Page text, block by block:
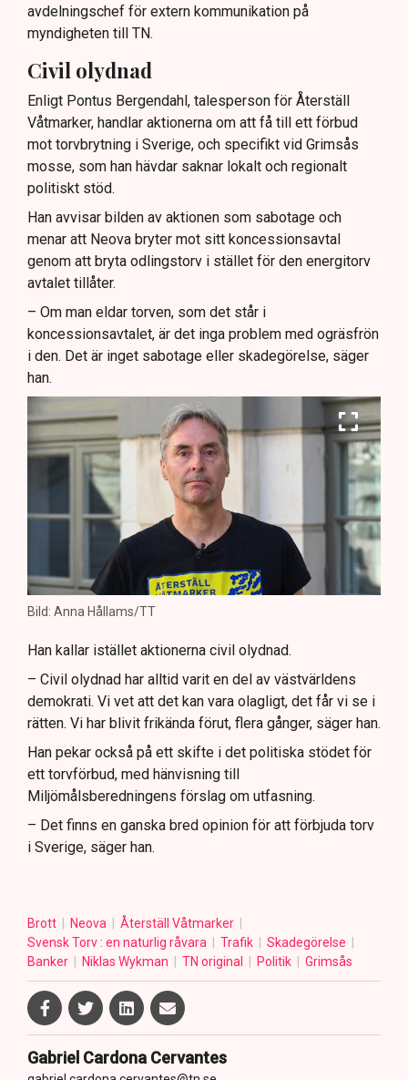
avdelningschef för extern kommunikation på
myndigheten till TN.
Civil olydnad
Enligt Pontus Bergendahl, talesperson för Återställ
Våtmarker, handlar aktionerna om att få till ett förbud
mot torvbrytning i Sverige, och specifikt vid Grimsås
mosse, som han hävdar saknar lokalt och regionalt
politiskt stöd.
Han avvisar bilden av aktionen som sabotage och
menar att Neova bryter mot sitt koncessionsavtal
genom att bryta odlingstorv i stället för den energitorv
avtalet tillåter.
– Om man eldar torven, som det står i
koncessionsavtalet, är det inga problem med ogräsfrön
i den. Det är inget sabotage eller skadegörelse, säger
han.
Bild: Anna Hållams/TT
Han kallar istället aktionerna civil olydnad.
– Civil olydnad har alltid varit en del av västvärldens
demokrati. Vi vet att det kan vara olagligt, det får vi se i
rätten. Vi har blivit frikända förut, flera gånger, säger han.
Han pekar också på ett skifte i det politiska stödet för
ett torvförbud, med hänvisning till
Miljömålsberedningens förslag om utfasning.
– Det finns en ganska bred opinion för att förbjuda torv
i Sverige, säger han.
Brott Neova
Återställ Våtmarker
Svensk Torv : en naturlig råvara
Trafik
Skadegörelse
Banker
Niklas Wykman TN original Politik Grimsås
Gabriel Cardona Cervantes